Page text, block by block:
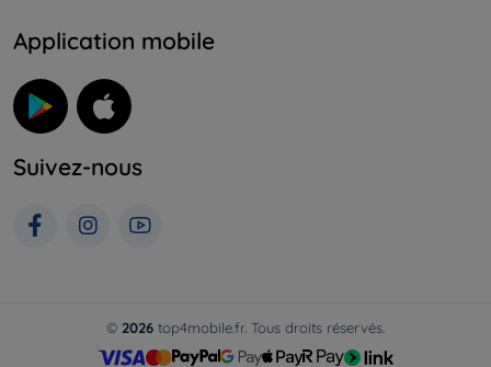
Application mobile
Suivez-nous
© 2026 top4mobile.fr. Tous droits réservés.